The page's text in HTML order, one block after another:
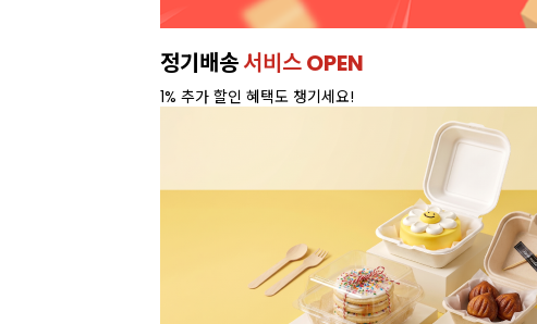
이번주 특가, 유지방 35%
온라인 특가로 구매하러 가기 >